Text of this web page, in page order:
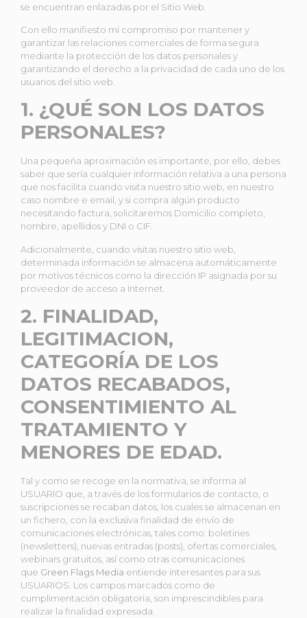
se encuentran enlazadas por el Sitio Web.
Con ello manifiesto mi compromiso por mantener y
garantizar las relaciones comerciales de forma segura
mediante la protección de los datos personales y
garantizando el derecho a la privacidad de cada uno de los
usuarios del sitio web.
1. ¿QUÉ SON LOS DATOS
PERSONALES?
Una pequeña aproximación es importante, por ello, debes
saber que sería cualquier información relativa a una persona
que nos facilita cuando visita nuestro sitio web, en nuestro
caso nombre e email, y si compra algún producto
necesitando factura, solicitaremos Domicilio completo,
nombre, apellidos y DNI o CIF.
Adicionalmente, cuando visitas nuestro sitio web,
determinada información se almacena automáticamente
por motivos técnicos como la dirección IP asignada por su
proveedor de acceso a Internet.
2. FINALIDAD,
LEGITIMACION,
CATEGORÍA DE LOS
DATOS RECABADOS,
CONSENTIMIENTO AL
TRATAMIENTO Y
MENORES DE EDAD.
Tal y como se recoge en la normativa, se informa al
USUARIO que, a través de los formularios de contacto, o
suscripciones se recaban datos, los cuales se almacenan en
un fichero, con la exclusiva finalidad de envío de
comunicaciones electrónicas, tales como: boletines
(newsletters), nuevas entradas (posts), ofertas comerciales,
webinars gratuitos, así como otras comunicaciones
que Green Flags Media entiende interesantes para sus
USUARIOS. Los campos marcados como de
cumplimentación obligatoria, son imprescindibles para
realizar la finalidad expresada.